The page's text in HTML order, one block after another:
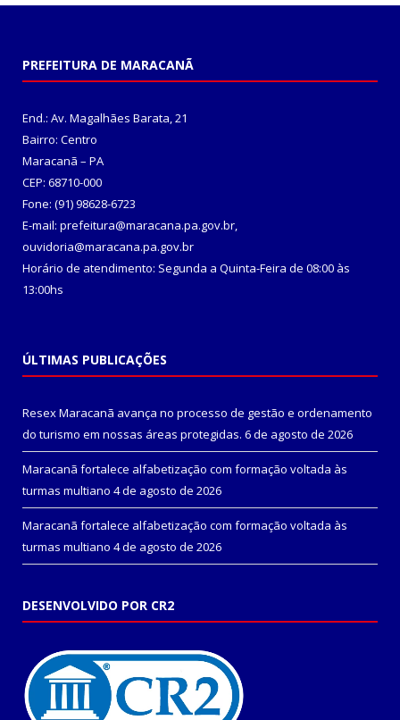
PREFEITURA DE MARACANÃ
End.: Av. Magalhães Barata, 21
Bairro: Centro
Maracanã – PA
CEP: 68710-000
Fone: (91) 98628-6723
E-mail: prefeitura@maracana.pa.gov.br,
ouvidoria@maracana.pa.gov.br
Horário de atendimento: Segunda a Quinta-Feira de 08:00 às
13:00hs
ÚLTIMAS PUBLICAÇÕES
Resex Maracanã avança no processo de gestão e ordenamento
do turismo em nossas áreas protegidas. 6 de agosto de 2026
Maracanã fortalece alfabetização com formação voltada às
turmas multiano 4 de agosto de 2026
Maracanã fortalece alfabetização com formação voltada às
turmas multiano 4 de agosto de 2026
DESENVOLVIDO POR CR2